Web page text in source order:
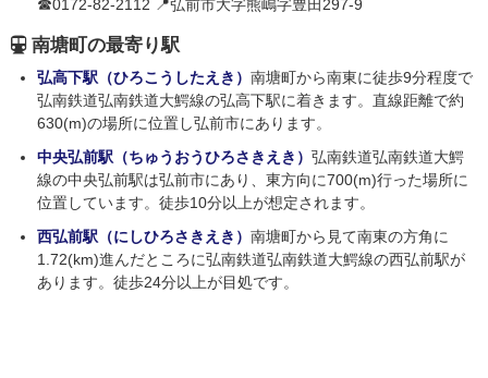
☎0172-82-2112 📍弘前市大字熊嶋字豊田297-9
南塘町の最寄り駅
弘高下駅（ひろこうしたえき） 南塘町から南東に徒歩9分程度で
弘南鉄道弘南鉄道大鰐線の弘高下駅に着きます。直線距離で約
630(m)の場所に位置し弘前市にあります。
中央弘前駅（ちゅうおうひろさきえき） 弘南鉄道弘南鉄道大鰐
線の中央弘前駅は弘前市にあり、東方向に700(m)行った場所に
位置しています。徒歩10分以上が想定されます。
西弘前駅（にしひろさきえき） 南塘町から見て南東の方角に
1.72(km)進んだところに弘南鉄道弘南鉄道大鰐線の西弘前駅が
あります。徒歩24分以上が目処です。